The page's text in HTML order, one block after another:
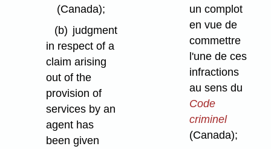
(Canada);
(b) judgment
in respect of a
claim arising
out of the
provision of
services by an
agent has
been given
un complot
en vue de
commettre
l'une de ces
infractions
au sens du
Code
criminel
(Canada);